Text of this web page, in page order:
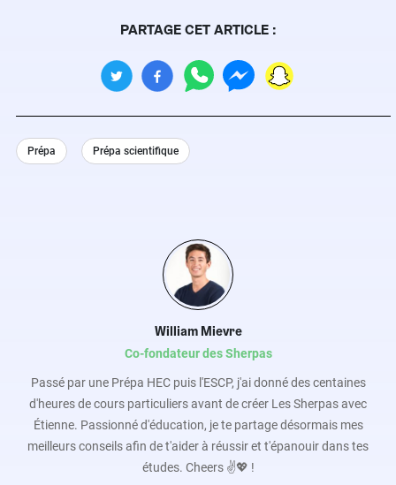
William Mievre
Co-fondateur des Sherpas
Passé par une Prépa HEC puis l'ESCP, j'ai donné des centaines
d'heures de cours particuliers avant de créer Les Sherpas avec
Étienne. Passionné d'éducation, je te partage désormais mes
meilleurs conseils afin de t'aider à réussir et t'épanouir dans tes
études. Cheers ✌️💖 !
PARTAGE CET ARTICLE :
Prépa Prépa scientifique